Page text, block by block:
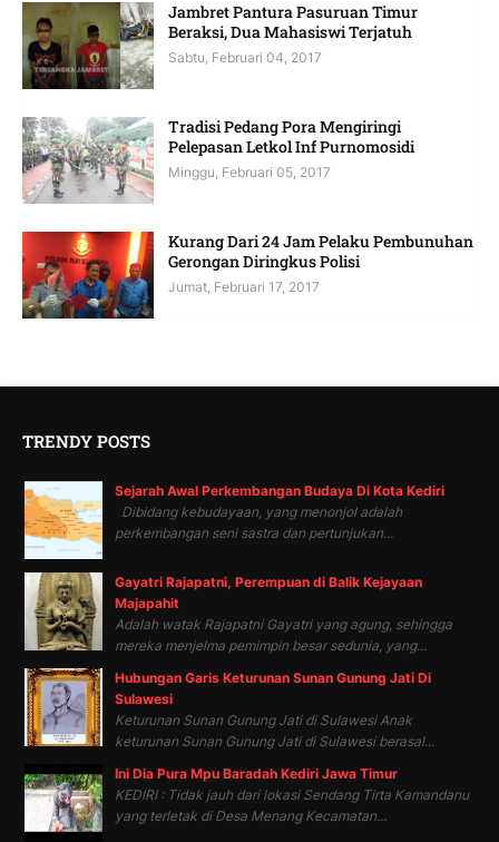
Jambret Pantura Pasuruan Timur
Beraksi, Dua Mahasiswi Terjatuh
Sabtu, Februari 04, 2017
Tradisi Pedang Pora Mengiringi
Pelepasan Letkol Inf Purnomosidi
Minggu, Februari 05, 2017
Kurang Dari 24 Jam Pelaku Pembunuhan
Gerongan Diringkus Polisi
Jumat, Februari 17, 2017
TRENDY POSTS
Sejarah Awal Perkembangan Budaya Di Kota Kediri
Dibidang kebudayaan, yang menonjol adalah
perkembangan seni sastra dan pertunjukan...
Gayatri Rajapatni, Perempuan di Balik Kejayaan
Majapahit
Adalah watak Rajapatni Gayatri yang agung, sehingga
mereka menjelma pemimpin besar sedunia, yang...
Hubungan Garis Keturunan Sunan Gunung Jati Di
Sulawesi
Keturunan Sunan Gunung Jati di Sulawesi Anak
keturunan Sunan Gunung Jati di Sulawesi berasal...
Ini Dia Pura Mpu Baradah Kediri Jawa Timur
KEDIRI : Tidak jauh dari lokasi Sendang Tirta Kamandanu
yang terletak di Desa Menang Kecamatan...